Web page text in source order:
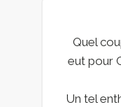
Quel
eut pour
Un tel